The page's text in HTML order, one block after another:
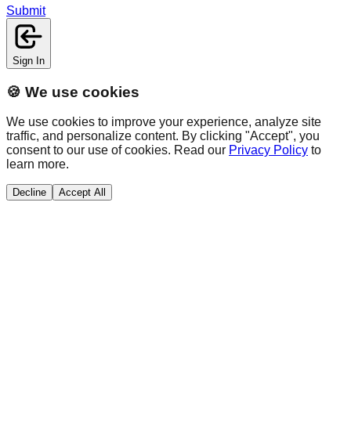
Submit
Sign In
🍪 We use cookies
We use cookies to improve your experience, analyze site
traffic, and personalize content. By clicking "Accept", you
consent to our use of cookies. Read our Privacy Policy to
learn more.
Decline Accept All